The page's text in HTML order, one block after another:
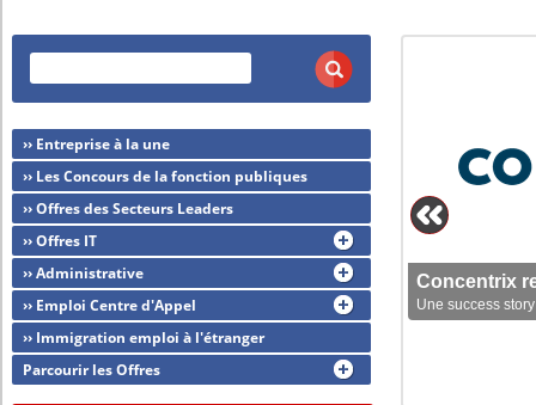
Concentrix
Une success
›› Entreprise à la une
›› Les Concours de la fonction publiques
›› Offres des Secteurs Leaders
›› Offres IT
›› Administrative
›› Emploi Centre d'Appel
›› Immigration emploi à l'étranger
Parcourir les Offres